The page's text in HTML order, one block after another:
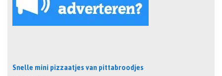
Snelle mini pizzaatjes van pittabroodjes